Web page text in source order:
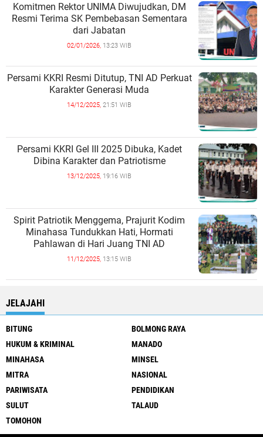
Komitmen Rektor UNIMA Diwujudkan, DM
Resmi Terima SK Pembebasan Sementara
dari Jabatan
02/01/2026, 13:23 WIB
Persami KKRI Resmi Ditutup, TNI AD Perkuat
Karakter Generasi Muda
14/12/2025, 21:51 WIB
Persami KKRI Gel III 2025 Dibuka, Kadet
Dibina Karakter dan Patriotisme
13/12/2025, 19:16 WIB
Spirit Patriotik Menggema, Prajurit Kodim
Minahasa Tundukkan Hati, Hormati
Pahlawan di Hari Juang TNI AD
11/12/2025, 13:15 WIB
JELAJAHI
BITUNG
BOLMONG RAYA
HUKUM & KRIMINAL
MANADO
MINAHASA
MINSEL
MITRA
NASIONAL
PARIWISATA
PENDIDIKAN
SULUT
TALAUD
TOMOHON